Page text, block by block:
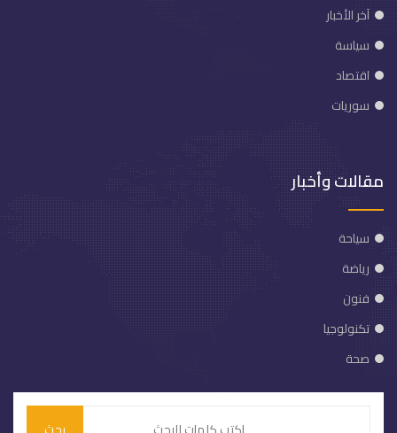
آخر الأخبار
سياسة
اقتصاد
سوريات
مقالات وأخبار
سياحة
رياضة
فنون
تكنولوجيا
صحة